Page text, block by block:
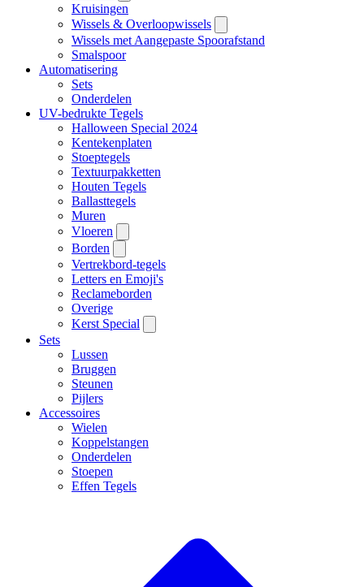
Kruisingen
Wissels & Overloopwissels
Wissels met Aangepaste Spoorafstand
Smalspoor
Automatisering
Sets
Onderdelen
UV-bedrukte Tegels
Halloween Special 2024
Kentekenplaten
Stoeptegels
Textuurpakketten
Houten Tegels
Ballasttegels
Muren
Vloeren
Borden
Vertrekbord-tegels
Letters en Emoji's
Reclameborden
Overige
Kerst Special
Sets
Lussen
Bruggen
Steunen
Pijlers
Accessoires
Wielen
Koppelstangen
Onderdelen
Stoepen
Effen Tegels